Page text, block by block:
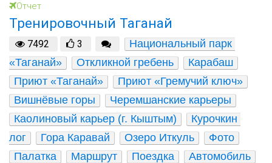
Отчет
Тренировочный Таганай
7492 3
Национальный парк
«Таганай»
Откликной гребень
Карабаш
Приют «Таганай»
Приют «Гремучий ключ»
Вишнёвые горы
Черемшанские карьеры
Каолиновый карьер (г. Кыштым)
Курочкин
лог
Гора Каравай Озеро Иткуль
Фото
Палатка
Маршрут Поездка
Автомобиль